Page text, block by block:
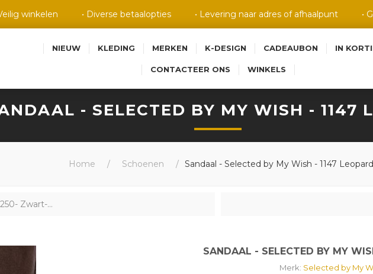
winkelen • Diverse betaalopties • Levering naar adres of afhaalpunt •
NIEUW KLEDING MERKEN K-DESIGN CADEAUBON IN
CONTACTEER ONS WINKELS
Home / Schoenen / Sandaal - Selected by My Wish - 1147 Leopard
Zwart-...
- SELECTED BY MY WISH - 1147
SANDAAL - SELECTED BY MY
Merk: Selected by My